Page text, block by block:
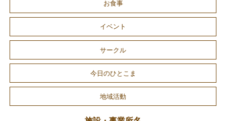
お食事
イベント
サークル
今日のひとこま
地域活動